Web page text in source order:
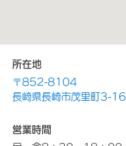
所在地
〒852-8104
長崎県長崎市茂里町3-16
営業時間